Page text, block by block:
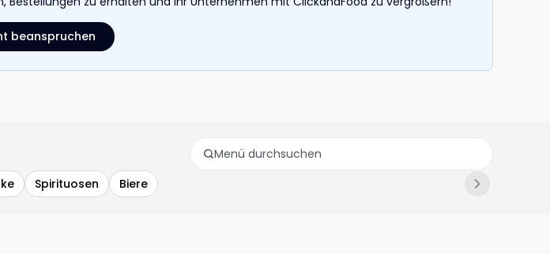
beanspruchen
Spirituosen Biere